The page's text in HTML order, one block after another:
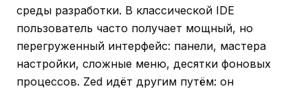
среды разработки. В классической IDE
пользователь часто получает мощный, но
перегруженный интерфейс: панели, мастера
настройки, сложные меню, десятки фоновых
процессов. Zed идёт другим путём: он